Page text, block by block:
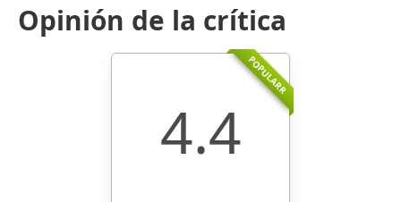
Opinión de la crítica
POPULARR
4.4